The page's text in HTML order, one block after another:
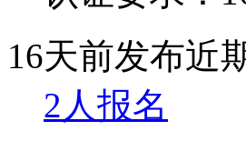
16天前发布近
2人报名